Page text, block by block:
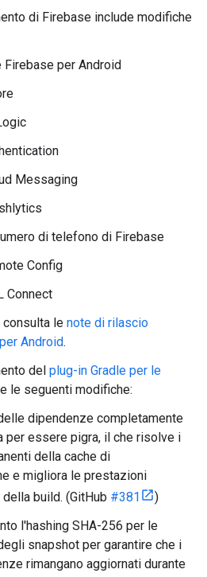
di Firebase include modifiche
Firebase per Android
Messaging
di telefono di Firebase
Config
Connect
consulta le note di rilascio
Android.
del plug-in Gradle per le
le seguenti modifiche:
dipendenze completamente
per essere pigra, il che risolve i
della cache di
e migliora le prestazioni
build. (GitHub #381
)
l'hashing SHA-256 per le
snapshot per garantire che i
rimangano aggiornati durante